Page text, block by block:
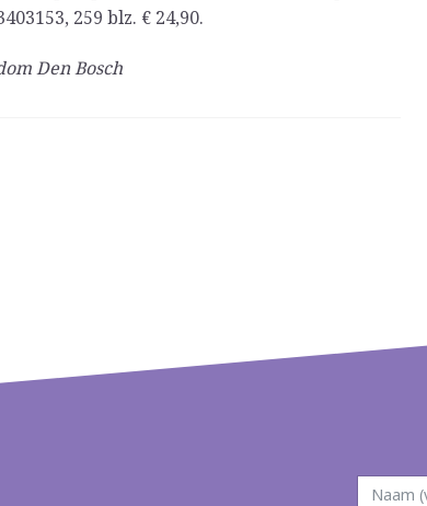
259 blz. € 24,90.
Den Bosch